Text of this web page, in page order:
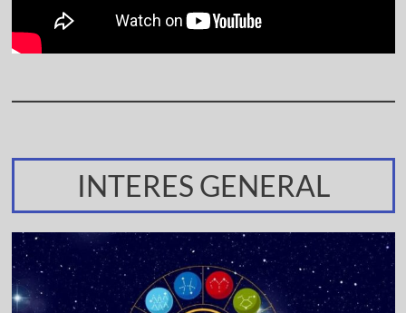
INTERES GENERAL